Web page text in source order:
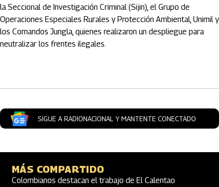
la Seccional de Investigación Criminal (Sijin), el Grupo de
Operaciones Especiales Rurales y Protección Ambiental, Unimil y
los Comandos Jungla, quienes realizaron un despliegue para
neutralizar los frentes ilegales.
SIGUE A RADIONACIONAL Y MANTENTE CONECTADO
MÁS COMPARTIDO
Colombianos destacan el trabajo de El Calentao